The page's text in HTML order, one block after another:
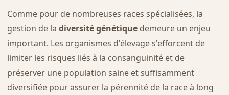
Comme pour de nombreuses races spécialisées, la
gestion de la diversité génétiquedemeure un enjeu
important. Les organismes d'élevage s'efforcent de
limiter les risques liés à la consanguinité et de
préserver une population saine et suffisamment
diversifiée pour assurer la pérennité de la race à long